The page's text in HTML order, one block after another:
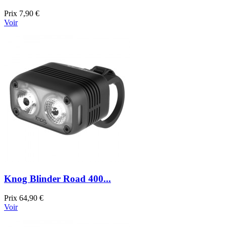
Prix 7,90 €
Voir
Knog Blinder Road 400...
Prix 64,90 €
Voir